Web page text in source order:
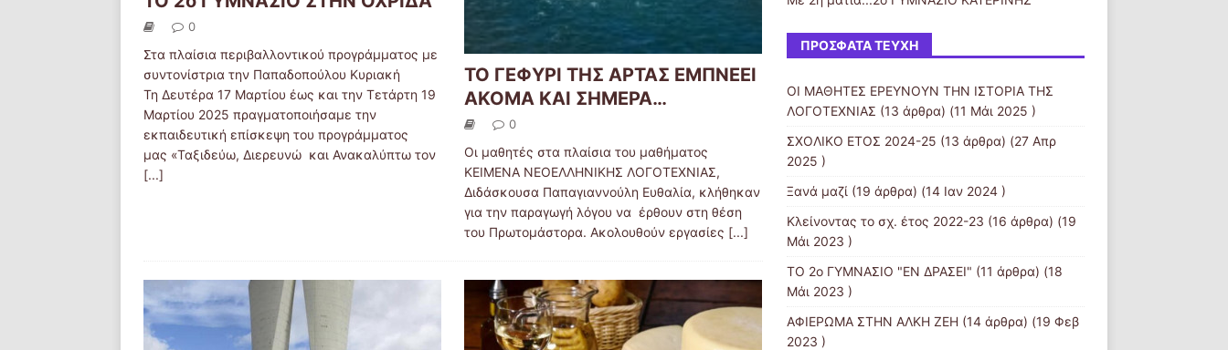
0
Στα πλαίσια περιβαλλοντικού προγράμματος με
συντονίστρια την Παπαδοπούλου Κυριακή
Τη Δευτέρα 17 Μαρτίου έως και την Τετάρτη 19
Μαρτίου 2025 πραγματοποιήσαμε την
εκπαιδευτική επίσκεψη του προγράμματος
μας «Ταξιδεύω, Διερευνώ και Ανακαλύπτω τον
[...]
ΤΟ ΓΕΦΥΡΙ ΤΗΣ ΑΡΤΑΣ ΕΜΠΝΕΕΙ
ΑΚΟΜΑ ΚΑΙ ΣΗΜΕΡΑ…
0
Οι μαθητές στα πλαίσια του μαθήματος
ΚΕΙΜΕΝΑ ΝΕΟΕΛΛΗΝΙΚΗΣ ΛΟΓΟΤΕΧΝΙΑΣ,
Διδάσκουσα Παπαγιαννούλη Ευθαλία, κλήθηκαν
για την παραγωγή λόγου να έρθουν στη θέση
του Πρωτομάστορα. Ακολουθούν εργασίες [...]
ΠΡΌΣΦΑΤΑ ΤΕΎΧΗ
ΟΙ ΜΑΘΗΤΕΣ ΕΡΕΥΝΟΥΝ ΤΗΝ ΙΣΤΟΡΙΑ ΤΗΣ
ΛΟΓΟΤΕΧΝΙΑΣ (13 άρθρα) (11 Μάι 2025 )
ΣΧΟΛΙΚΟ ΕΤΟΣ 2024-25 (13 άρθρα) (27 Απρ
2025 )
Ξανά μαζί (19 άρθρα) (14 Ιαν 2024 )
Κλείνοντας το σχ. έτος 2022-23 (16 άρθρα) (19
Μάι 2023 )
ΤΟ 2ο ΓΥΜΝΑΣΙΟ "ΕΝ ΔΡΑΣΕΙ" (11 άρθρα) (18
Μάι 2023 )
ΑΦΙΕΡΩΜΑ ΣΤΗΝ ΑΛΚΗ ΖΕΗ(14 άρθρα) (19 Φεβ
2023 )